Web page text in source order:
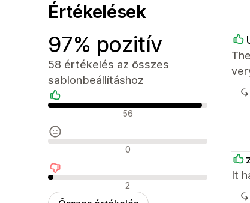
Értékelések
97% pozitív
58 értékelés az összes
sablonbeállításhoz
Pozitív értékelések
56
Semleges értékelések
0
Negatív értékelések
2
It